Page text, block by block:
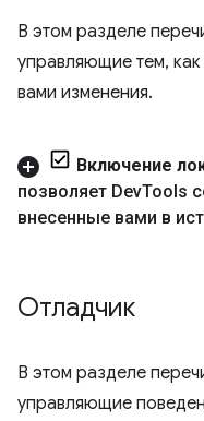
В этом разделе
управляющие тем,
вами изменения.
Включение
позволяет DevTools
внесенные вами в
Отладчик
В этом разделе
управляющие